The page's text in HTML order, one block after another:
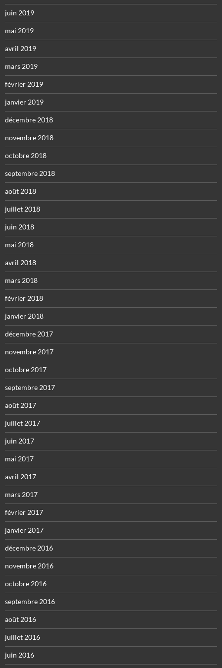
juin 2019
mai 2019
avril 2019
mars 2019
février 2019
janvier 2019
décembre 2018
novembre 2018
octobre 2018
septembre 2018
août 2018
juillet 2018
juin 2018
mai 2018
avril 2018
mars 2018
février 2018
janvier 2018
décembre 2017
novembre 2017
octobre 2017
septembre 2017
août 2017
juillet 2017
juin 2017
mai 2017
avril 2017
mars 2017
février 2017
janvier 2017
décembre 2016
novembre 2016
octobre 2016
septembre 2016
août 2016
juillet 2016
juin 2016